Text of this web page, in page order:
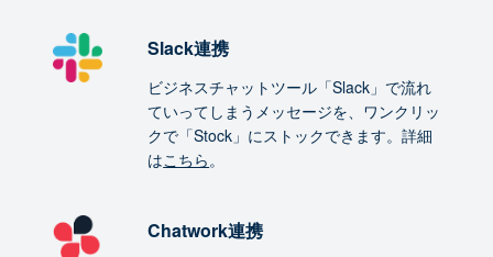
Slack連携
ビジネスチャットツール「Slack」で流れ
ていってしまうメッセージを、ワンクリッ
クで「Stock」にストックできます。詳細
はこちら。
Chatwork連携